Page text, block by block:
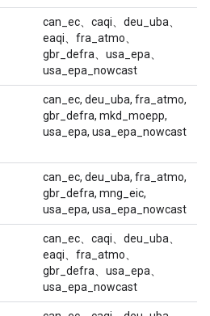
can_ec、caqi、deu_uba、
eaqi、fra_atmo、
gbr_defra、usa_epa、
usa_epa_nowcast
can_ec, deu_uba, fra_atmo,
gbr_defra, mkd_moepp,
usa_epa, usa_epa_nowcast
can_ec, deu_uba, fra_atmo,
gbr_defra, mng_eic,
usa_epa, usa_epa_nowcast
can_ec、caqi、deu_uba、
eaqi、fra_atmo、
gbr_defra、usa_epa、
usa_epa_nowcast